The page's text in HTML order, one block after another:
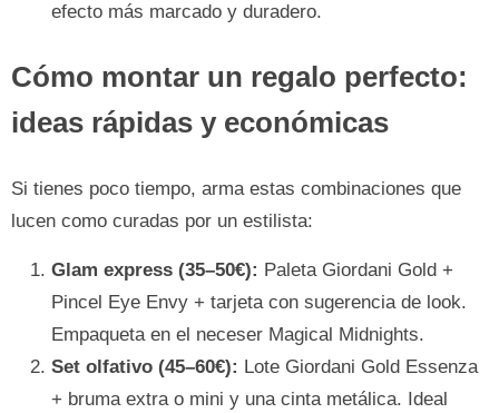
efecto más marcado y duradero.
Cómo montar un regalo perfecto:
ideas rápidas y económicas
Si tienes poco tiempo, arma estas combinaciones que
lucen como curadas por un estilista:
Glam express (35–50€): Paleta Giordani Gold +
Pincel Eye Envy + tarjeta con sugerencia de look.
Empaqueta en el neceser Magical Midnights.
Set olfativo (45–60€): Lote Giordani Gold Essenza
+ bruma extra o mini y una cinta metálica. Ideal